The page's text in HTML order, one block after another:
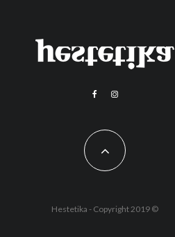
Hestetika - Copyright 2019 ©